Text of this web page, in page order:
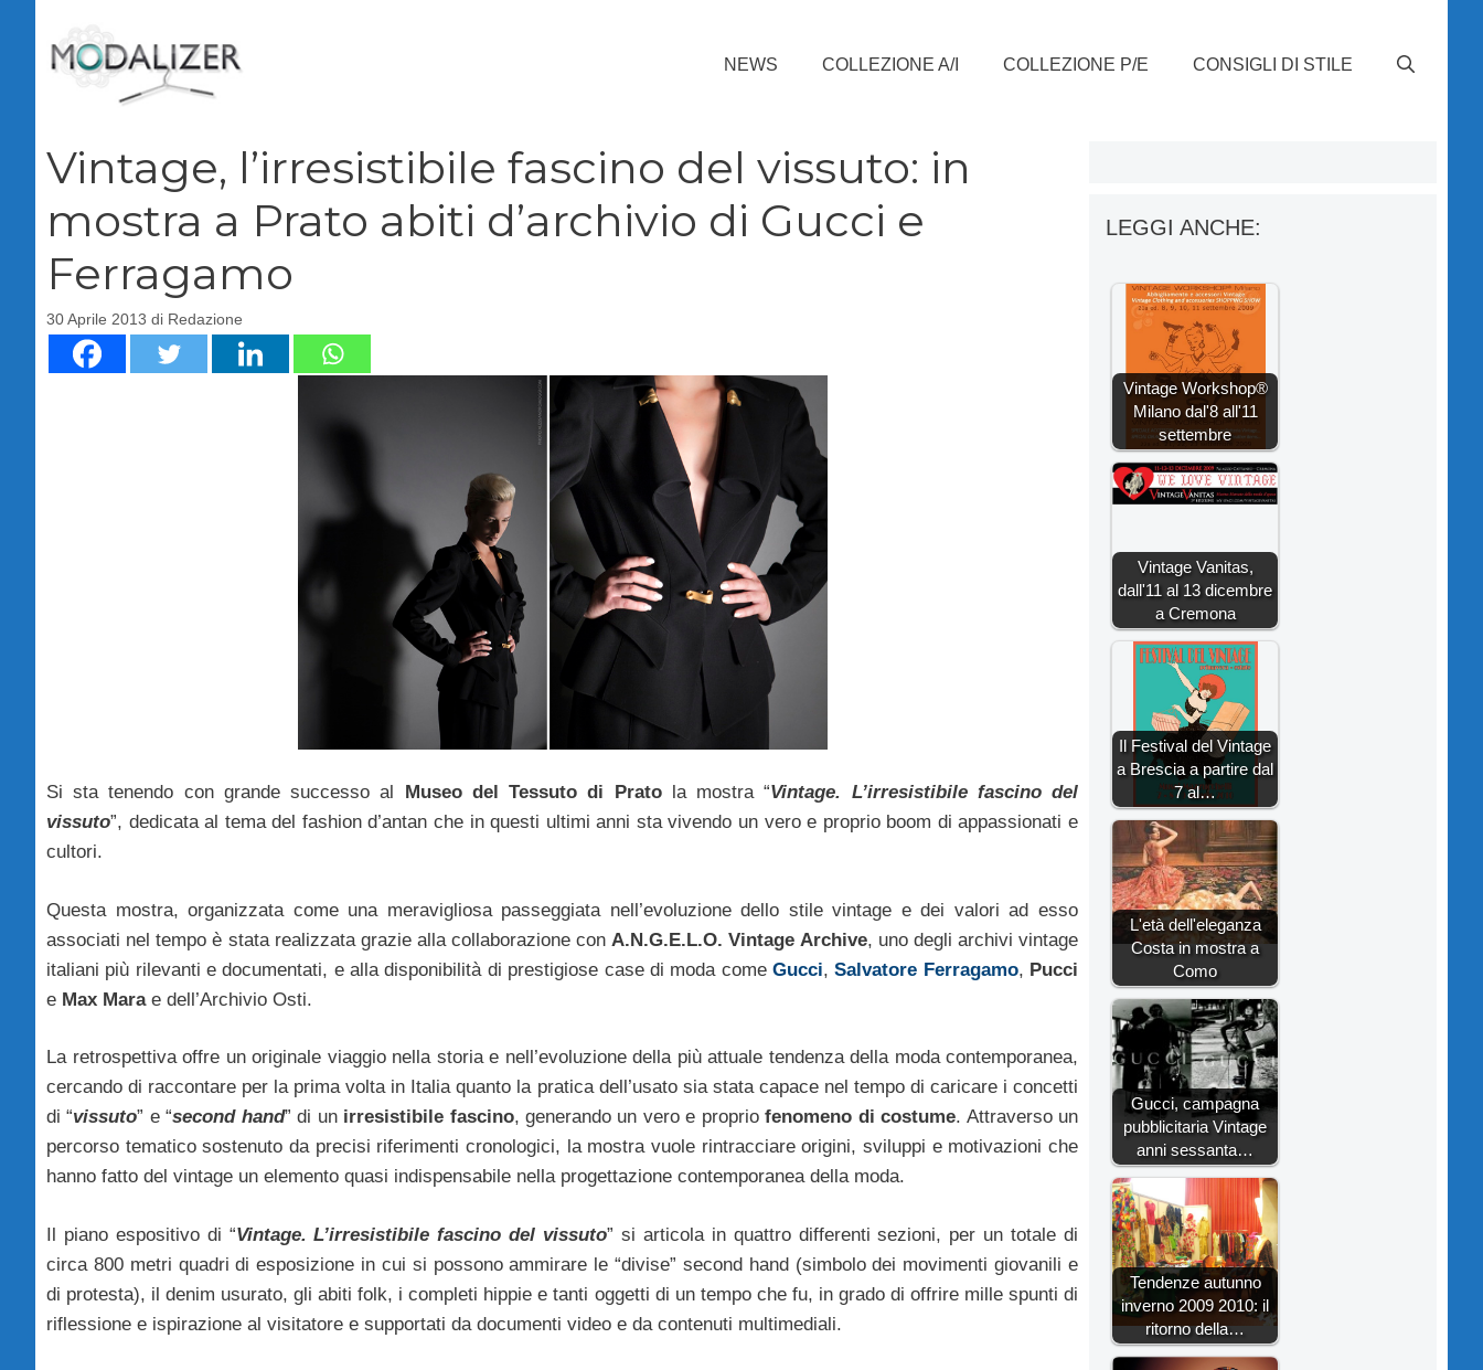
contenuto
NEWS COLLEZIONE A/I COLLEZIONE P/E CONSIGLI DI STILE
Vintage, l’irresistibile fascino del vissuto: in
mostra a Prato abiti d’archivio di Gucci e
Ferragamo
30 Aprile 2013 di Redazione
Si sta tenendo con grande successo al Museo del Tessuto di Pratola mostra “Vintage. L’irresistibile fascino del
vissuto”, dedicata al tema del fashion d’antan che in questi ultimi anni sta vivendo un vero e proprio boom di appassionati e
cultori.
Questa mostra, organizzata come una meravigliosa passeggiata nell’evoluzione dello stile vintage e dei valori ad esso
associati nel tempo è stata realizzata grazie alla collaborazione conA.N.G.E.L.O. Vintage Archive, uno degli archivi vintage
italiani più rilevanti e documentati, e alla disponibilità di prestigiose case di moda come Gucci,Salvatore Ferragamo, Pucci
e Max Marae dell’Archivio Osti.
La retrospettiva offre un originale viaggio nella storia e nell’evoluzione della più attuale tendenza della moda contemporanea,
cercando di raccontare per la prima volta in Italia quanto la pratica dell’usato sia stata capace nel tempo di caricare i concetti
di “vissuto” e “second hand” di unirresistibile fascino, generando un vero e propriofenomeno di costume. Attraverso un
percorso tematico sostenuto da precisi riferimenti cronologici, la mostra vuole rintracciare origini, sviluppi e motivazioni che
hanno fatto del vintage un elemento quasi indispensabile nella progettazione contemporanea della moda.
Il piano espositivo di “Vintage. L’irresistibile fascino del vissuto” si articola in quattro differenti sezioni, per un totale di
circa 800 metri quadri di esposizione in cui si possono ammirare le “divise” second hand (simbolo dei movimenti giovanili e
di protesta), il denim usurato, gli abiti folk, i completi hippie e tanti oggetti di un tempo che fu, in grado di offrire mille spunti di
riflessione e ispirazione al visitatore e supportati da documenti video e da contenuti multimediali.
LEGGI ANCHE:
Vintage Workshop®
Milano dal'8 all'11
settembre
Vintage Vanitas,
dall'11 al 13 dicembre
a Cremona
Il Festival del Vintage
a Brescia a partire dal
7 al…
L'età dell'eleganza
Costa in mostra a
Como
Gucci, campagna
pubblicitaria Vintage
anni sessanta…
Tendenze autunno
inverno 2009 2010: il
ritorno della…